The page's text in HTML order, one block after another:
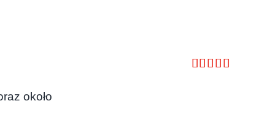
około